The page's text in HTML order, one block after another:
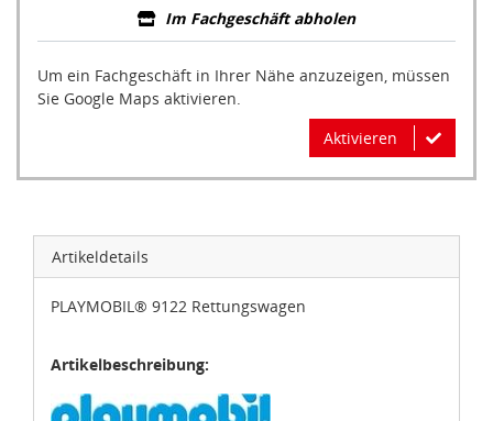
Im Fachgeschäft abholen
Um ein Fachgeschäft in Ihrer Nähe anzuzeigen, müssen
Sie Google Maps aktivieren.
Aktivieren
Artikeldetails
PLAYMOBIL® 9122 Rettungswagen
Artikelbeschreibung: